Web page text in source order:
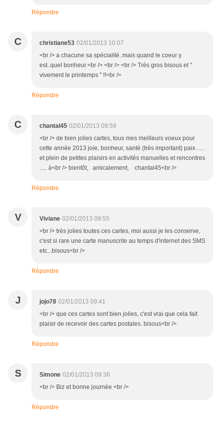
Répondre
C christiane53 02/01/2013 10:07
<br /> a chacune sa spécialité..mais quand le coeur y
est..quel bonheur.<br /> <br /> <br /> Trés gros bisous et "
vivement le printemps " !!<br />
Répondre
C chantal45 02/01/2013 09:59
<br /> de bien jolies cartes, tous mes meilleurs voeux pour
cette année 2013 joie, bonheur, santé (très important) paix .....
et plein de petites plaisirs en activités manuelles et rencontres
..... à<br /> bientôt, amicalement, chantal45<br />
Répondre
V Viviane 02/01/2013 09:55
<br /> très jolies toutes ces cartes, moi aussi je les conserve,
c'est si rare une carte manuscrite au temps d'internet des SMS
etc...bisous<br />
Répondre
J jojo78 02/01/2013 09:41
<br /> que ces cartes sont bien jolies, c'est vrai que cela fait
plaisir de recevoir des cartes postales. bisous<br />
Répondre
S Simone 02/01/2013 09:36
<br /> Biz et bonne journée <br />
Répondre